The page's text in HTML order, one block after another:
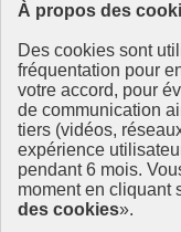
À propos des
Des cookies sont
fréquentation pour
votre accord, pour
de communication
tiers (vidéos,
expérience
pendant 6 mois.
moment en cliquant
des cookies».
Ressources
Ressources
La Méth’ODD
Gouvernement
Ce site propose
2030 et la feuille de
tous les acteurs.